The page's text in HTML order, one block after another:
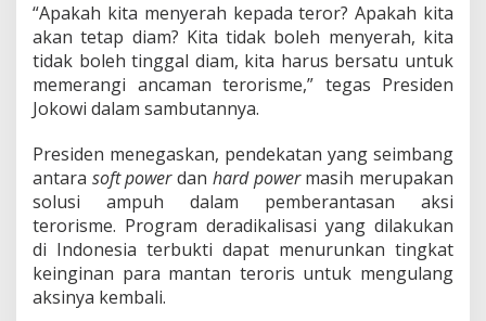
a
G
2
e
s
a
t
u
L
w
“Apakah kita menyerah kepada teror? Apakah kita
akan tetap diam? Kita tidak boleh menyerah, kita
tidak boleh tinggal diam, kita harus bersatu untuk
memerangi ancaman terorisme,” tegas Presiden
Jokowi dalam sambutannya.
Presiden menegaskan, pendekatan yang seimbang
antara soft powerdan hard powermasih merupakan
solusi ampuh dalam pemberantasan aksi
terorisme. Program deradikalisasi yang dilakukan
di Indonesia terbukti dapat menurunkan tingkat
keinginan para mantan teroris untuk mengulang
aksinya kembali.